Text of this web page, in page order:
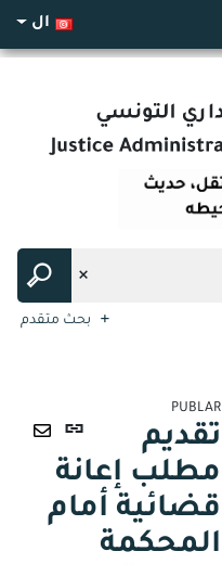
ال
بحث متقدم
PUBLAR
تقديم
مطلب إعانة
قضائية أمام
المحكمة